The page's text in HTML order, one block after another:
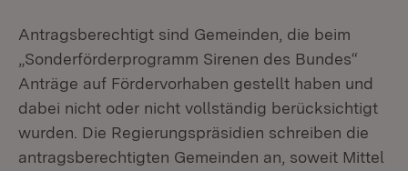
Antragsberechtigt sind Gemeinden, die beim
„Sonderförderprogramm Sirenen des Bundes“
Anträge auf Fördervorhaben gestellt haben und
dabei nicht oder nicht vollständig berücksichtigt
wurden. Die Regierungspräsidien schreiben die
antragsberechtigten Gemeinden an, soweit Mittel